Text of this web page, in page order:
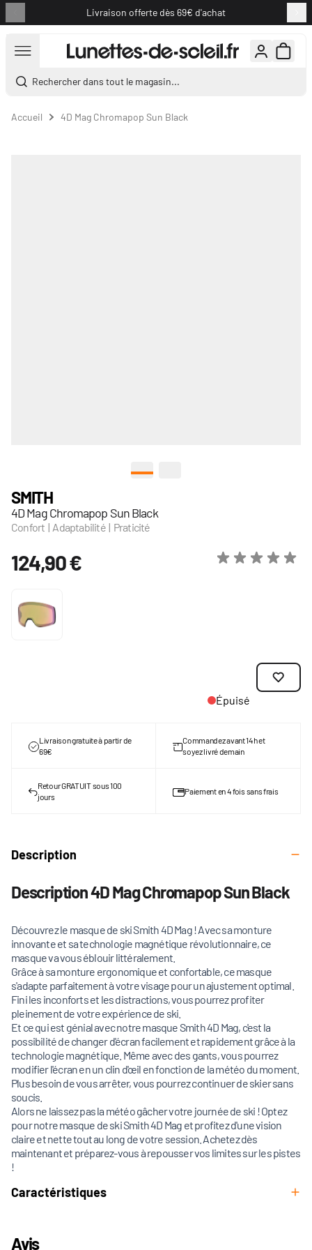
Livraison offerte dès 69€ d'achat
Rechercher dans tout le magasin...
Accueil 4D Mag Chromapop Sun Black
SMITH
4D Mag Chromapop Sun Black
Confort | Adaptabilité | Praticité
124,90 €
Épuisé
Livraison gratuite à partir de
69€
Commandez avant 14h et
soyez livré demain
Retour GRATUIT sous 100
jours
Paiement en 4 fois sans frais
Description
Description 4D Mag Chromapop Sun Black
Découvrez le masque de ski Smith 4D Mag ! Avec sa monture
innovante et sa technologie magnétique révolutionnaire, ce
masque va vous éblouir littéralement.
Grâce à sa monture ergonomique et confortable, ce masque
s'adapte parfaitement à votre visage pour un ajustement optimal.
Fini les inconforts et les distractions, vous pourrez profiter
pleinement de votre expérience de ski.
Et ce qui est génial avec notre masque Smith 4D Mag, c'est la
possibilité de changer d'écran facilement et rapidement grâce à la
technologie magnétique. Même avec des gants, vous pourrez
modifier l'écran en un clin d'œil en fonction de la météo du moment.
Plus besoin de vous arrêter, vous pourrez continuer de skier sans
soucis.
Alors ne laissez pas la météo gâcher votre journée de ski ! Optez
pour notre masque de ski Smith 4D Mag et profitez d'une vision
claire et nette tout au long de votre session. Achetez dès
maintenant et préparez-vous à repousser vos limites sur les pistes
!
Caractéristiques
Avis